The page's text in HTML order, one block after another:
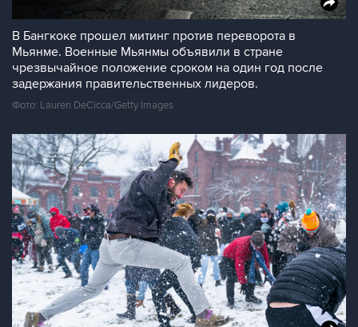
В Бангкоке прошел митинг против переворота в
Мьянме. Военные Мьянмы объявили в стране
чрезвычайное положение сроком на один год после
задержания правительственных лидеров.
Фото: Lauren DeCicca/Getty Images